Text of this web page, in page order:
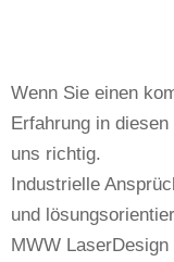
Wenn Sie einen
Erfahrung in
uns richtig.
Industrielle
und
MWW